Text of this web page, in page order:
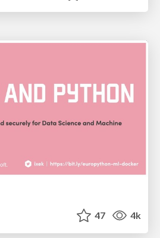
47 4k